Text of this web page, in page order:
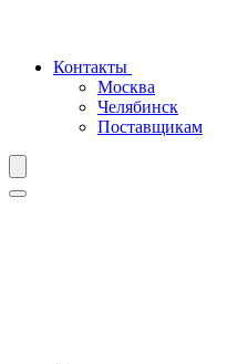
Контакты
Москва
Челябинск
Поставщикам